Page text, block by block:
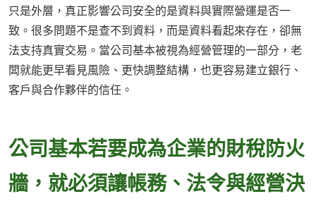
只是外層，真正影響公司安全的是資料與實際營運是否一
致。很多問題不是查不到資料，而是資料看起來存在，卻無
法支持真實交易。當公司基本被視為經營管理的一部分，老
闆就能更早看見風險、更快調整結構，也更容易建立銀行、
客戶與合作夥伴的信任。
公司基本若要成為企業的財稅防火
牆，就必須讓帳務、法令與經營決